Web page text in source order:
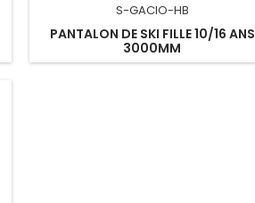
S-GACIO-HB
PANTALON DE SKI FILLE 10/16 ANS
3000MM